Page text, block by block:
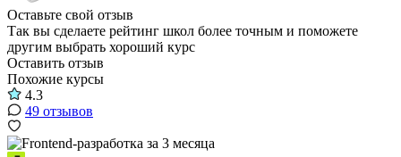
Оставьте свой отзыв
Так вы сделаете рейтинг школ более точным и поможете
другим выбрать хороший курс
Оставить отзыв
Похожие курсы
4.3
49 отзывов